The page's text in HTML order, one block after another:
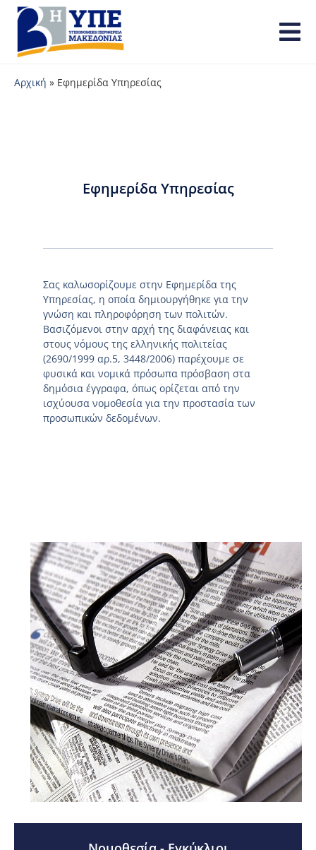
Αρχική » Εφημερίδα Υπηρεσίας
Εφημερίδα Υπηρεσίας
Σας καλωσορίζουμε στην Εφημερίδα της
Υπηρεσίας, η οποία δημιουργήθηκε για την
γνώση και πληροφόρηση των πολιτών.
Βασιζόμενοι στην αρχή της διαφάνειας και
στους νόμους της ελληνικής πολιτείας
(2690/1999 αρ.5, 3448/2006) παρέχουμε σε
φυσικά και νομικά πρόσωπα πρόσβαση στα
δημόσια έγγραφα, όπως ορίζεται από την
ισχύουσα νομοθεσία για την προστασία των
προσωπικών δεδομένων.